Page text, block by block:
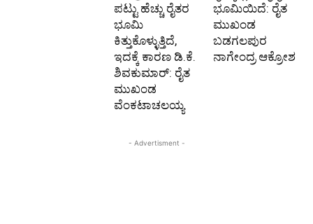
ಪಟ್ಟು ಹೆಚ್ಚು ರೈತರ
ಭೂಮಿ
ಕಿತ್ತುಕೊಳ್ಳುತ್ತಿದೆ,
ಇದಕ್ಕೆ ಕಾರಣ ಡಿ.ಕೆ.
ಶಿವಕುಮಾರ್: ರೈತ
ಮುಖಂಡ
ವೆಂಕಟಾಚಲಯ್ಯ
ಭೂಮಿಯಿದೆ: ರೈತ
ಮುಖಂಡ
ಬಡಗಲಪುರ
ನಾಗೇಂದ್ರ ಆಕ್ರೋಶ
- Advertisment -